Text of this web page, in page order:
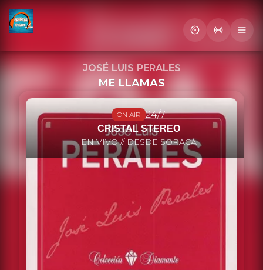
JOSÉ LUIS PERALES
ME LLAMAS
ON AIR 24/7
CRISTAL STEREO
EN VIVO // DESDE SORACÁ
Letra
Letra no disponible